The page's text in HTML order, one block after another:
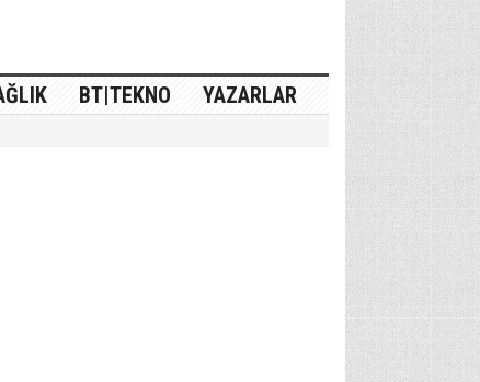
BT|TEKNO YAZARLAR